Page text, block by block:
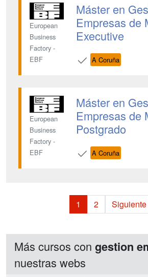
European
Business
Factory -
EBF
Máster en
Empresas de
Executive
A Coruña
European
Business
Factory -
EBF
Máster en
Empresas de
Postgrado
A Coruña
1 2 Siguiente
Más cursos con gestion
nuestras webs